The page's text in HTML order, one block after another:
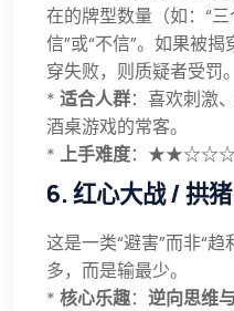
在的牌型数量（如：“
信”或“不信”。如果被
穿失败，则质疑者受罚。
* 适合人群：喜欢刺激
酒桌游戏的常客。
* 上手难度：★★☆☆☆
6. 红心大战 / 拱猪
这是一类“避害”而非“
多，而是输最少。
* 核心乐趣： 逆向思维